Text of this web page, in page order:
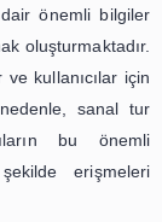
ziyaret
sanal tur
bir araçtır.
gibi tüm